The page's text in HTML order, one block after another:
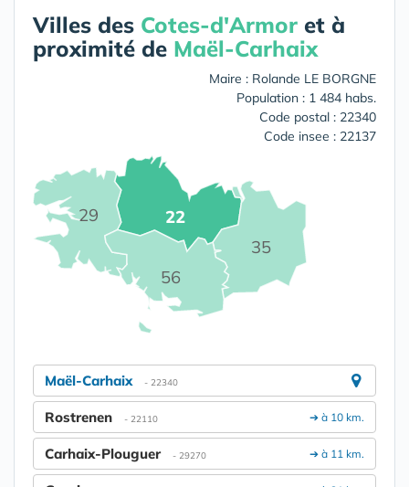
Villes des Cotes-d'Armor et à
proximité de Maël-Carhaix
Maire : Rolande LE BORGNE
Population : 1 484 habs.
Code postal : 22340
Code insee : 22137
22
29
35
56
Maël-Carhaix - 22340
➔ à 10 km.
Rostrenen - 22110
➔ à 11 km.
Carhaix-Plouguer - 29270